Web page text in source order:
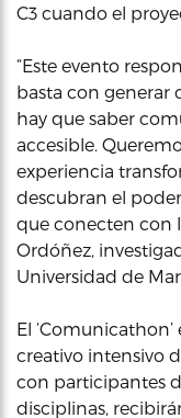
C3 cuando el
“Este evento
basta con
hay que saber
accesible.
experiencia
descubran el
que conecten con
Ordóñez,
Universidad de
El
creativo intensivo
con participantes
disciplinas,